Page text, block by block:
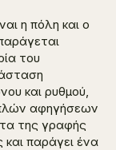
η πόλη και ο
του
και ρυθμού,
αφηγήσεων
της γραφής
παράγει ένα